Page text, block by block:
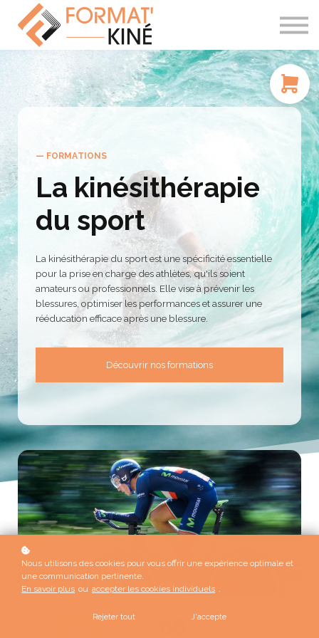
À PROPOS
CONTACT
SE CONNECTER
— FORMATIONS
La kinésithérapie
du sport
La kinésithérapie du sport est une spécificité essentielle
pour la prise en charge des athlètes, qu'ils soient
amateurs ou professionnels. Elle vise à prévenir les
blessures, optimiser les performances et assurer une
rééducation efficace après une blessure.
Découvrir nos formations
68%
Nous utilisons des cookies pour vous offrir une expérience optimale et
une communication pertinente.
En savoir plus ou accepter les cookies individuels .
Rejeter tout J'accepte